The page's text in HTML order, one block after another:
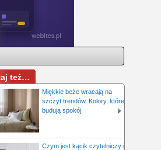
też…
Miękkie beże wracają na
szczyt trendów. Kolory, które
budują spokój
Czym jest kącik czytelniczy i